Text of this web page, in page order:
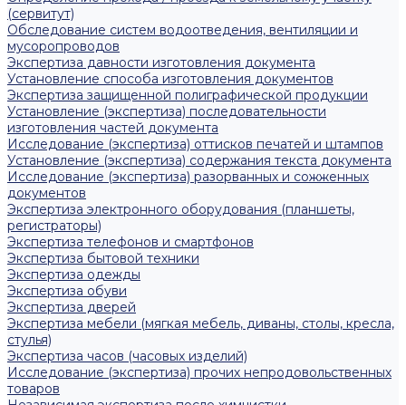
(сервитут)
Обследование систем водоотведения, вентиляции и
мусоропроводов
Экспертиза давности изготовления документа
Установление способа изготовления документов
Экспертиза защищенной полиграфической продукции
Установление (экспертиза) последовательности
изготовления частей документа
Исследование (экспертиза) оттисков печатей и штампов
Установление (экспертиза) содержания текста документа
Исследование (экспертиза) разорванных и сожженных
документов
Экспертиза электронного оборудования (планшеты,
регистраторы)
Экспертиза телефонов и смартфонов
Экспертиза бытовой техники
Экспертиза одежды
Экспертиза обуви
Экспертиза дверей
Экспертиза мебели (мягкая мебель, диваны, столы, кресла,
стулья)
Экспертиза часов (часовых изделий)
Исследование (экспертиза) прочих непродовольственных
товаров